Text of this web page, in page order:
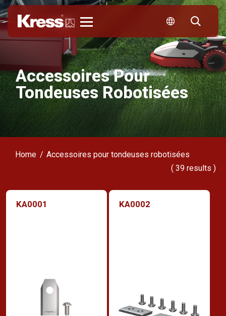
Accessoires Pour
Tondeuses Robotisées
Home
Accessoires pour tondeuses robotisées
( 39 results )
KA0001 KA0002